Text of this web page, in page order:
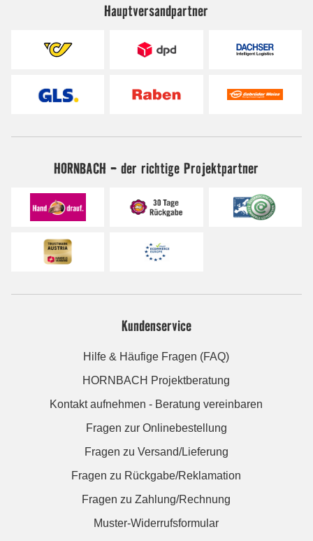
Hauptversandpartner
HORNBACH - der richtige Projektpartner
Kundenservice
Hilfe & Häufige Fragen (FAQ)
HORNBACH Projektberatung
Kontakt aufnehmen - Beratung vereinbaren
Fragen zur Onlinebestellung
Fragen zu Versand/Lieferung
Fragen zu Rückgabe/Reklamation
Fragen zu Zahlung/Rechnung
Muster-Widerrufsformular